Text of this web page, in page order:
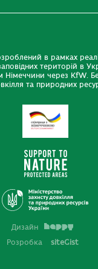
в рамках
територій в
Німеччини через KfW.
та природних
Дизайн
Розробка
siteGist